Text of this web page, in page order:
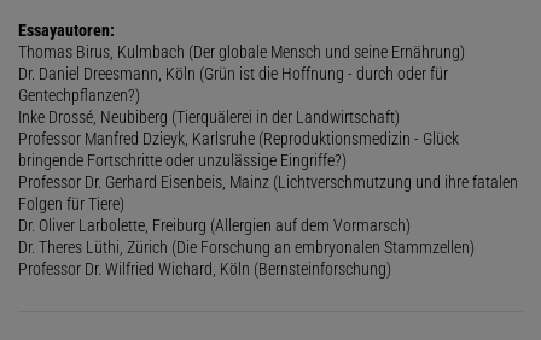
Essayautoren:
Thomas Birus, Kulmbach (Der globale Mensch und seine Ernährung)
Dr. Daniel Dreesmann, Köln (Grün ist die Hoffnung - durch oder für
Gentechpflanzen?)
Inke Drossé, Neubiberg (Tierquälerei in der Landwirtschaft)
Professor Manfred Dzieyk, Karlsruhe (Reproduktionsmedizin - Glück
bringende Fortschritte oder unzulässige Eingriffe?)
Professor Dr. Gerhard Eisenbeis, Mainz (Lichtverschmutzung und ihre fatalen
Folgen für Tiere)
Dr. Oliver Larbolette, Freiburg (Allergien auf dem Vormarsch)
Dr. Theres Lüthi, Zürich (Die Forschung an embryonalen Stammzellen)
Professor Dr. Wilfried Wichard, Köln (Bernsteinforschung)